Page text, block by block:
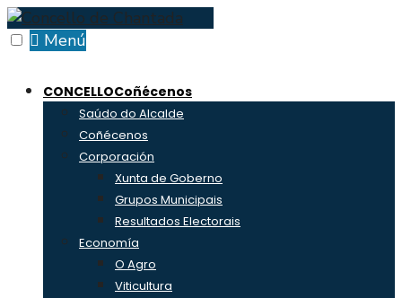
Skip
to
Menú
CONCELLOCoñécenos
Saúdo do Alcalde
Coñécenos
Corporación
Xunta de Goberno
Grupos Municipais
Resultados Electorais
Economía
O Agro
Viticultura